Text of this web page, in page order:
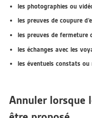
les photographies ou
les preuves de coupure
les preuves de fermeture
les échanges avec les
les éventuels constats
Annuler lorsque